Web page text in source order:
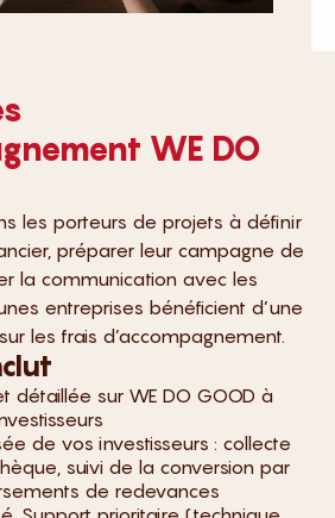
WE DO
les porteurs de projets à définir
préparer leur campagne de
la communication avec les
entreprises bénéficient d’une
les frais d’accompagnement.
détaillée sur WE DO GOOD à
de vos investisseurs : collecte
suivi de la conversion par
de redevances